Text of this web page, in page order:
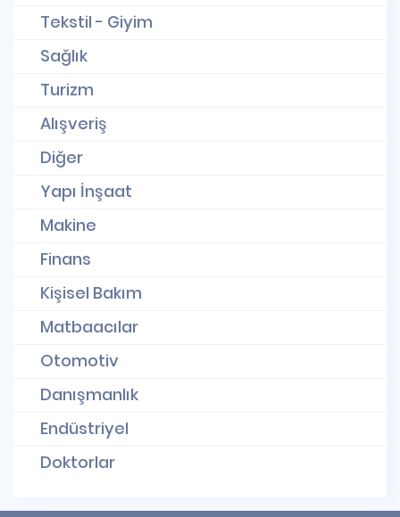
Tekstil - Giyim
Sağlık
Turizm
Alışveriş
Diğer
Yapı İnşaat
Makine
Finans
Kişisel Bakım
Matbaacılar
Otomotiv
Danışmanlık
Endüstriyel
Doktorlar